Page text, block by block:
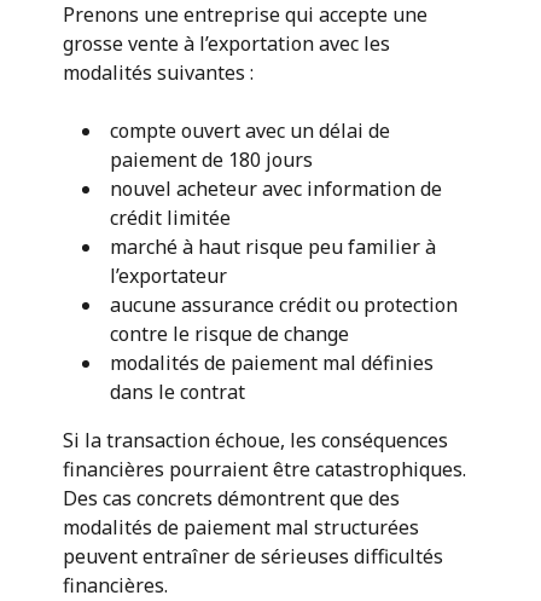
Prenons une entreprise qui accepte une
grosse vente à l’exportation avec les
modalités suivantes :
compte ouvert avec un délai de
paiement de 180 jours
nouvel acheteur avec information de
crédit limitée
marché à haut risque peu familier à
l’exportateur
aucune assurance crédit ou protection
contre le risque de change
modalités de paiement mal définies
dans le contrat
Si la transaction échoue, les conséquences
financières pourraient être catastrophiques.
Des cas concrets démontrent que des
modalités de paiement mal structurées
peuvent entraîner de sérieuses difficultés
financières.